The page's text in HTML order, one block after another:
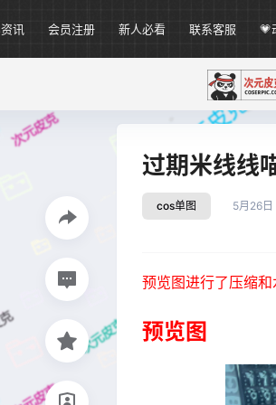
讯 会员注册 新人必看 联系客服 💗
过期米线线
cos单图 5月26日
预览图进行了压缩
预览图